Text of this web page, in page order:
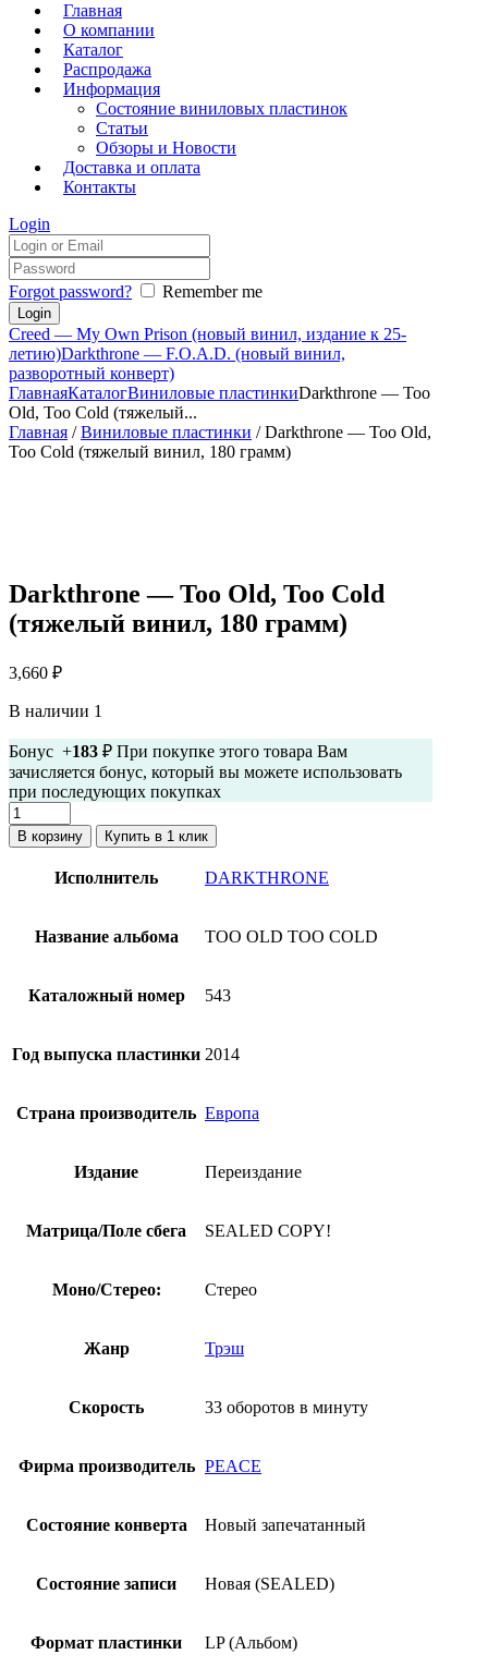
Главная
О компании
Каталог
Распродажа
Информация
Состояние виниловых пластинок
Статьи
Обзоры и Новости
Доставка и оплата
Контакты
Login
Forgot password? Remember me
Creed — My Own Prison (новый винил, издание к 25-
летию)Darkthrone — F.O.A.D. (новый винил,
разворотный конверт)
ГлавнаяКаталогВиниловые пластинкиDarkthrone — Too
Old, Too Cold (тяжелый...
Главная /Виниловые пластинки / Darkthrone — Too Old,
Too Cold (тяжелый винил, 180 грамм)
Darkthrone — Too Old, Too Cold
(тяжелый винил, 180 грамм)
3,660 ₽
В наличии 1
Бонус +183 ₽ При покупке этого товара Вам
зачисляется бонус, который вы можете использовать
при последующих покупках
Количество
товара
Darkthrone
Cold
винил,
180
В корзину Купить в 1 клик
Исполнитель DARKTHRONE
Название альбома TOO OLD TOO COLD
Каталожный номер 543
Год выпуска пластинки 2014
Страна производитель Европа
Издание Переиздание
Матрица/Поле сбега SEALED COPY!
Моно/Стерео: Стерео
Жанр Трэш
Скорость 33 оборотов в минуту
Фирма производитель PEACE
Состояние конверта Новый запечатанный
Состояние записи Новая (SEALED)
Формат пластинки LP (Альбом)